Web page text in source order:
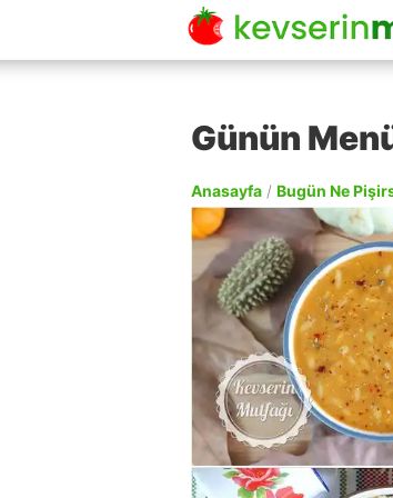
Günün
Anasayfa / Bugün Ne